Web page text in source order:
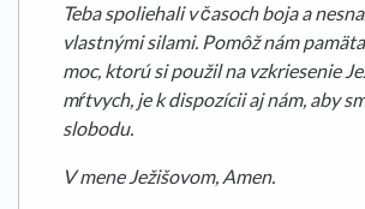
Teba spoliehali v časoch boja a
vlastnými silami. Pomôž nám
moc, ktorú si použil na vzkriesenie
mŕtvych, je k dispozícii aj nám, aby
slobodu.
V mene Ježišovom, Amen.